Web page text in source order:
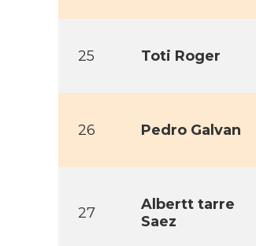
25 Toti Roger
26 Pedro Galvan
27
Albertt tarre
Saez